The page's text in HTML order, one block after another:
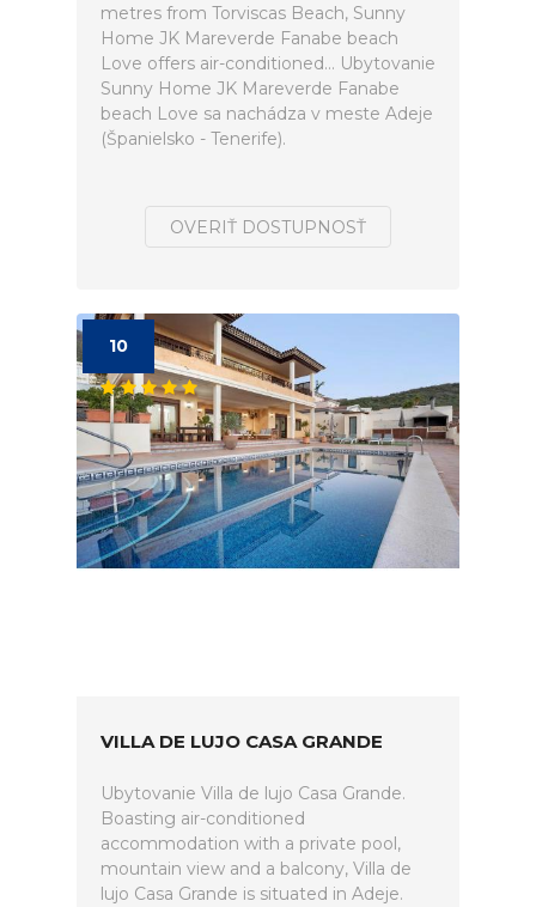
metres from Torviscas Beach, Sunny
Home JK Mareverde Fanabe beach
Love offers air-conditioned... Ubytovanie
Sunny Home JK Mareverde Fanabe
beach Love sa nachádza v meste Adeje
(Španielsko - Tenerife).
OVERIŤ DOSTUPNOSŤ
10
VILLA DE LUJO CASA GRANDE
Ubytovanie Villa de lujo Casa Grande.
Boasting air-conditioned
accommodation with a private pool,
mountain view and a balcony, Villa de
lujo Casa Grande is situated in Adeje.